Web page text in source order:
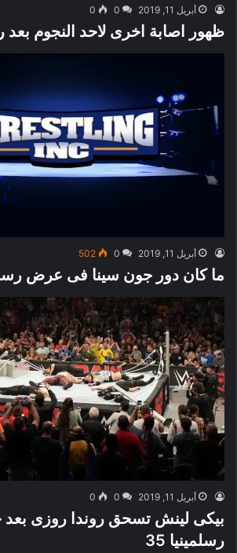
أبريل 11, 2019 0
0
ظهور اصابة اخرى لاحد النجوم بعد
أبريل 11, 2019 0
502
ما كان دور جون سينا فى عرض
أبريل 11, 2019 0
0
بيكى لينش تسحق روندا روزى بعد
رسلمينيا 35